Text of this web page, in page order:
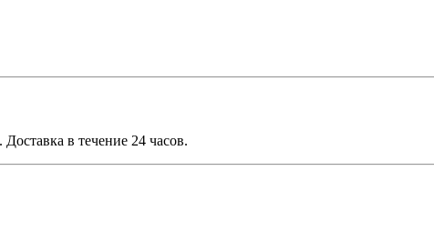
в течение 24 часов.